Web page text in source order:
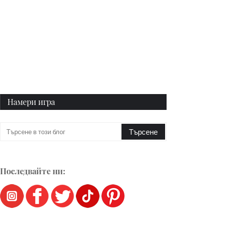
Намери игра
Последвайте ни: